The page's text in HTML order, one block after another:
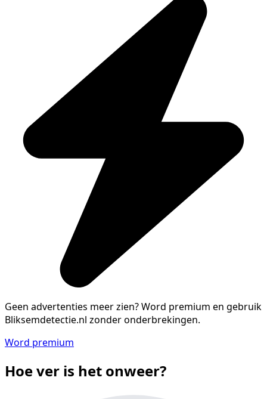
Geen advertenties meer zien?Word premium en gebruik
Bliksemdetectie.nl zonder onderbrekingen.
Word premium
Hoe ver is het onweer?